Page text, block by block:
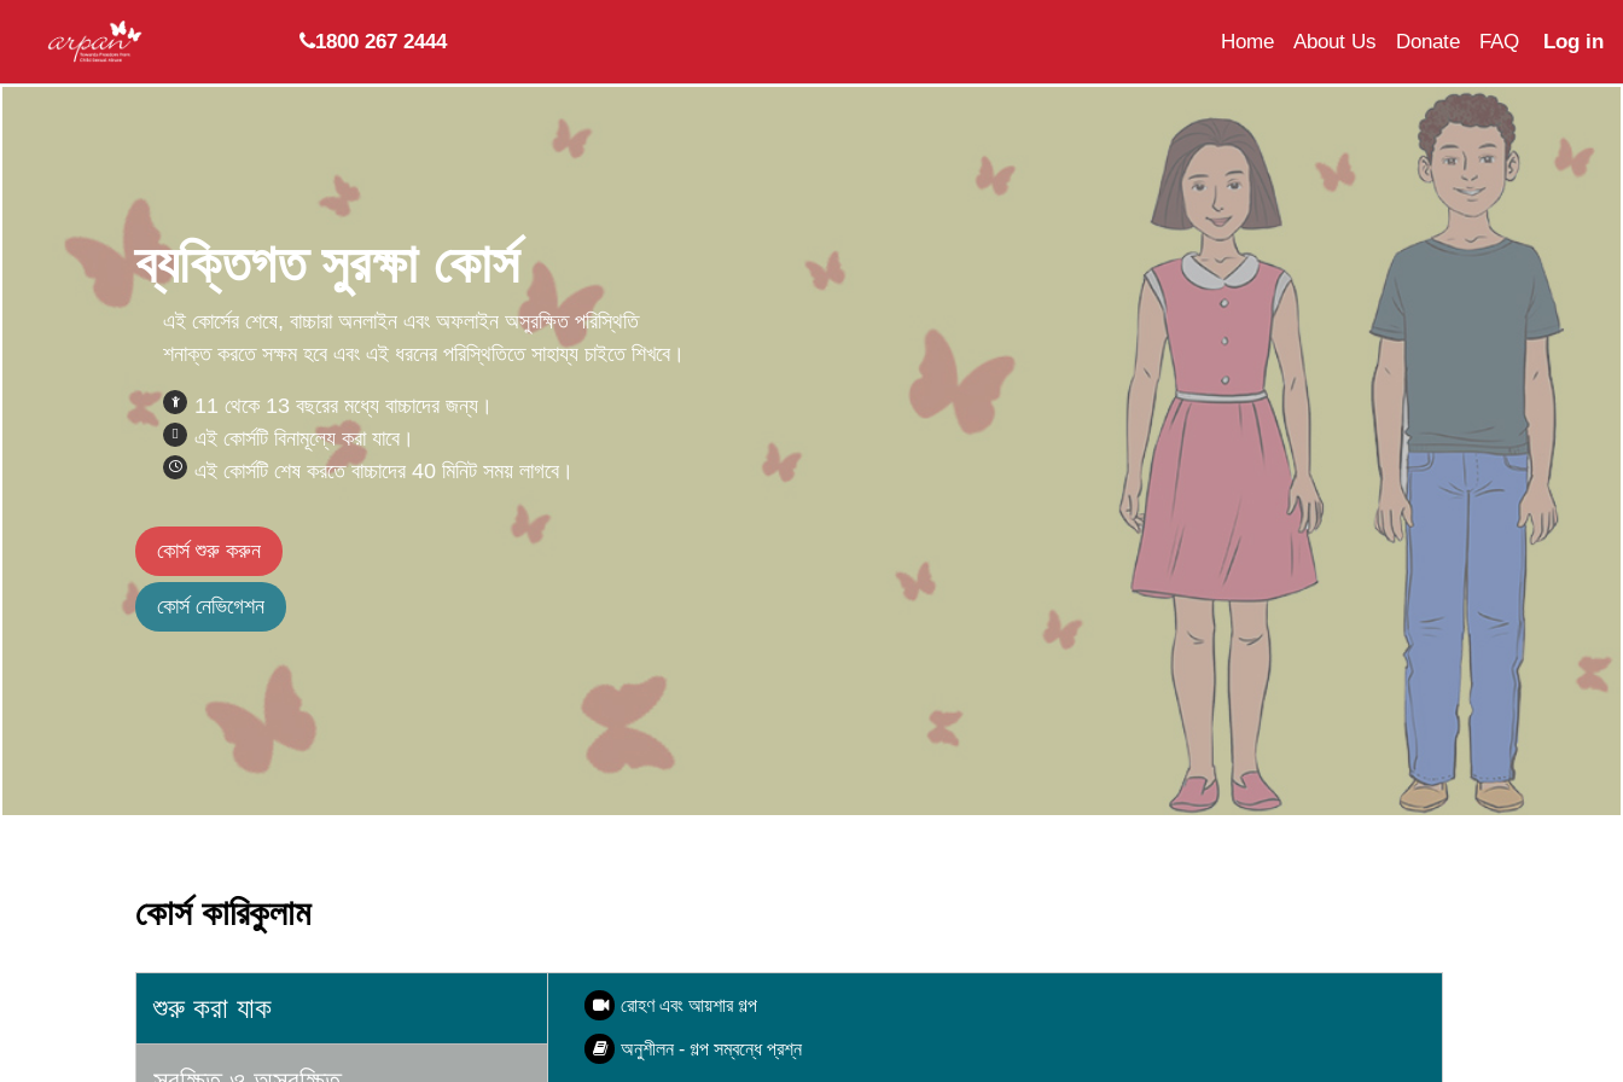
1800 267 2444 Home About Us Donate FAQ Log in
ব্যক্তিগত সুরক্ষা কোর্স
এই কোর্সের শেষে, বাচ্চারা অনলাইন এবং অফলাইন অসুরক্ষিত পরিস্থিতি
শনাক্ত করতে সক্ষম হবে এবং এই ধরনের পরিস্থিতিতে সাহায্য চাইতে শিখবে।
11 থেকে 13 বছরের মধ্যে বাচ্চাদের জন্য।
এই কোর্সটি বিনামূল্যে করা যাবে।
এই কোর্সটি শেষ করতে বাচ্চাদের 40 মিনিট সময় লাগবে।
কোর্স শুরু করুন
কোর্স নেভিগেশন
কোর্স কারিকুলাম
শুরু করা যাক রোহণ এবং আয়শার গল্প
অনুশীলন - গল্প সম্বন্ধে প্রশ্ন